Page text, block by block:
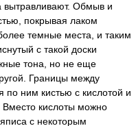
вытравливают. Обмыв и
покрывая лаком
темные места, и таким
с такой доски
тона, но не еще
Границы между
по ним кистью с кислотой и
кислоты можно
с некоторым